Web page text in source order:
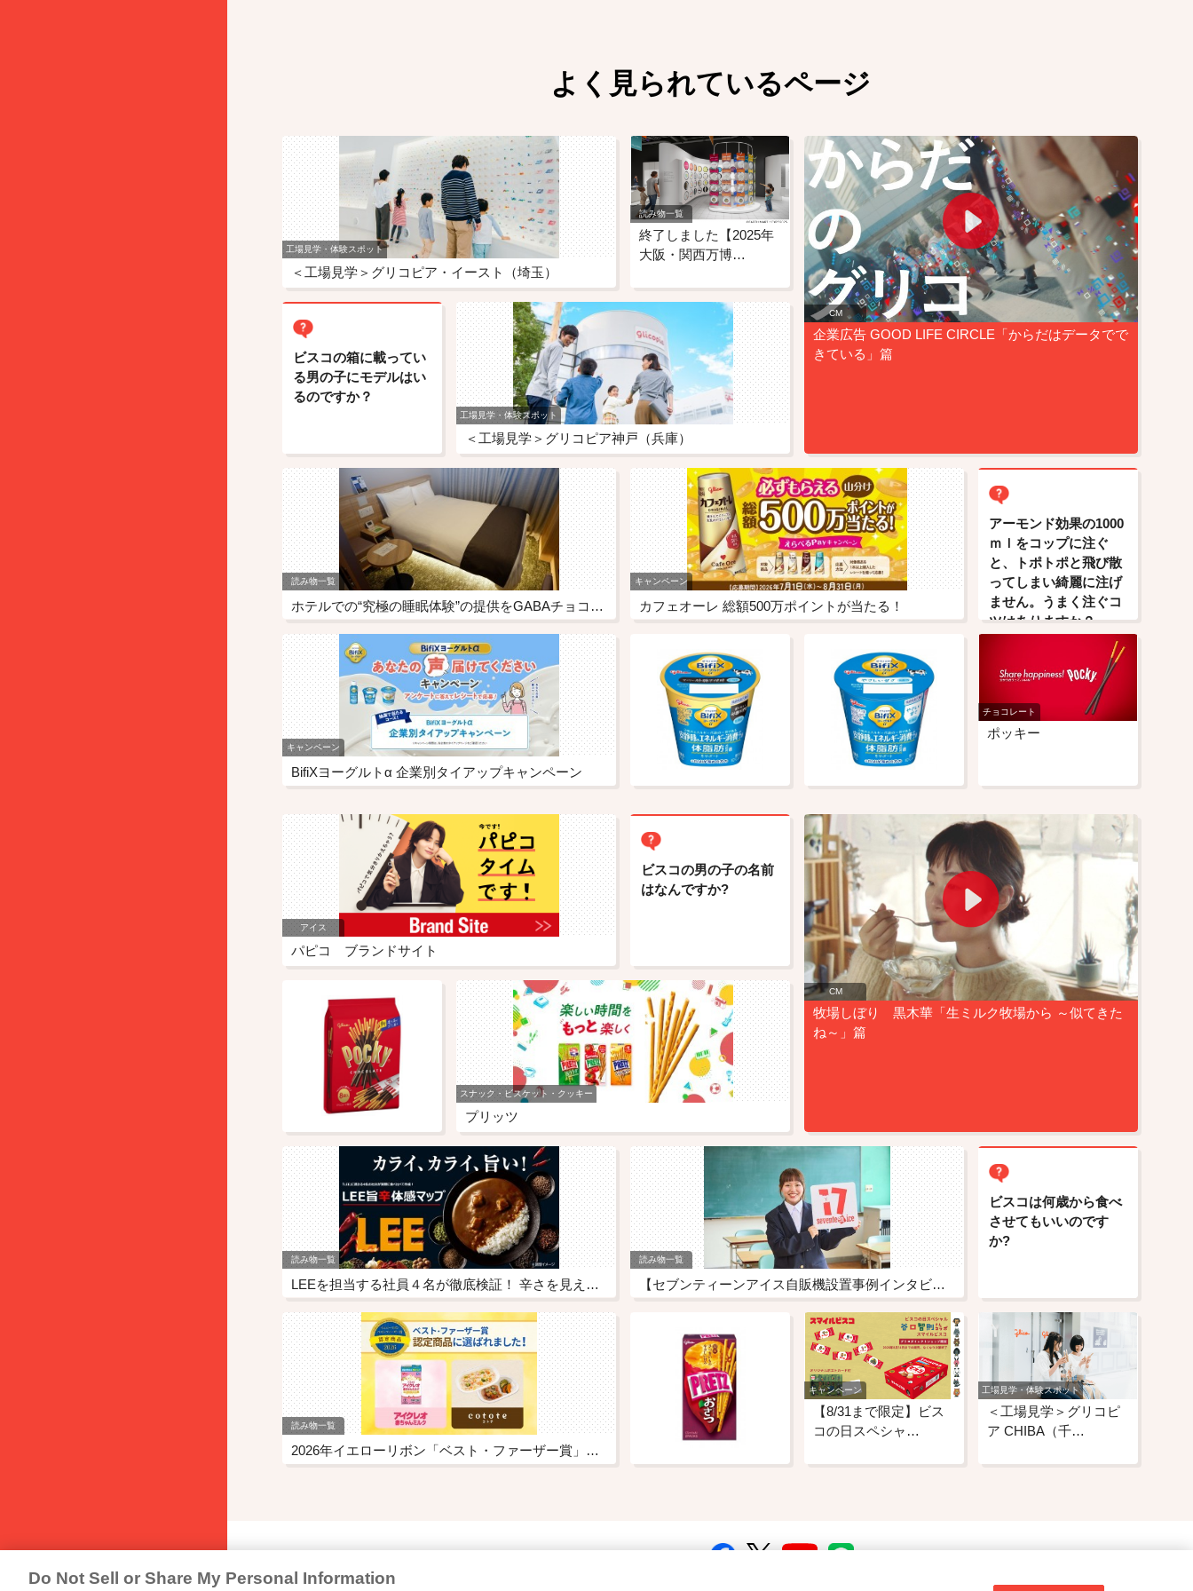
よく見られているページ
工場見学・体験スポット
＜工場見学＞グリコピア・イースト（埼玉）
読み物一覧
終了しました【2025年
大阪・関西万博…
ビスコの箱に載ってい
る男の子にモデルはい
るのですか？
工場見学・体験スポット
＜工場見学＞グリコピア神戸（兵庫）
CM
企業広告 GOOD LIFE CIRCLE「からだはデータでで
きている」篇
読み物一覧
ホテルでの“究極の睡眠体験”の提供をGABAチョコレートもサポート ドーミーインの「睡眠ととのいルーム」への取り組み
キャンペーン
BifiXヨーグルトα 企業別タイアップキャンペーン
キャンペーン
カフェオーレ 総額500万ポイントが当たる！
アーモンド効果の1000
ｍｌをコップに注ぐ
と、トポトポと飛び散
ってしまい綺麗に注げ
ません。うまく注ぐコ
ツはありますか？
チョコレート
ポッキー
アイス
パピコ ブランドサイト
ビスコの男の子の名前
はなんですか?
スナック・ビスケット・クッキー
プリッツ
CM
牧場しぼり 黒木華「生ミルク牧場から ～似てきた
ね～」篇
読み物一覧
LEEを担当する社員４名が徹底検証！ 辛さを見える化した「LEE旨辛体感マップ」公開
読み物一覧
2026年イエローリボン「ベスト・ファーザー賞」認定商品に「アイクレオ 赤ちゃんミルク」「cotote(コトテ)」が選ばれました！
読み物一覧
【セブンティーンアイス自販機設置事例インタビューVol.4】うちの高校にも置けちゃう！？ 全国の高校にセブンティーンアイス自販機が増殖中！ 大阪府立八尾北高校の場合
ビスコは何歳から食べ
させてもいいのです
か?
キャンペーン
【8/31まで限定】ビス
コの日スペシャ…
工場見学・体験スポット
＜工場見学＞グリコピ
ア CHIBA（千…
Do Not Sell or Share My Personal Information